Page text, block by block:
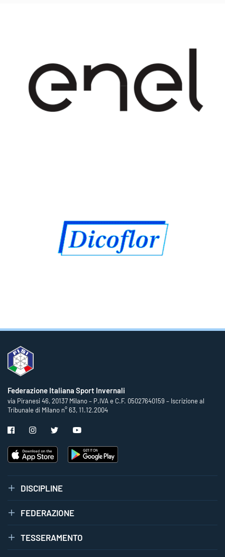
Federazione Italiana Sport Invernali
via Piranesi 46, 20137 Milano – P.IVA e C.F. 05027640159 – Iscrizione al
Tribunale di Milano n° 63, 11.12.2004
DISCIPLINE
FEDERAZIONE
TESSERAMENTO